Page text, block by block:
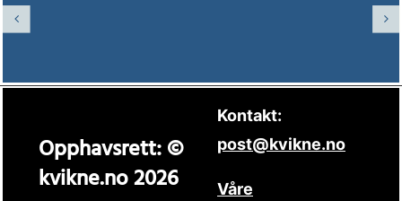
Opphavsrett: ©
kvikne.no 2026
Kontakt:
post@kvikne.no
Våre